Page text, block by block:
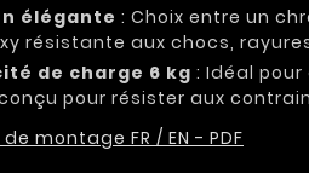
élégante : Choix entre un
résistante aux chocs,
de charge 6 kg : Idéal
pour résister aux
montage FR / EN - PDF